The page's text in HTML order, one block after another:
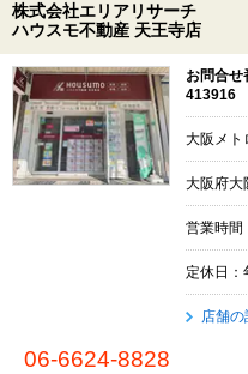
株式会社エリアリサーチ
ハウスモ不動産 天王寺店
お問合せ
413916
大阪メト
大阪府大
営業時間
定休日：
店舗の
06-6624-8828